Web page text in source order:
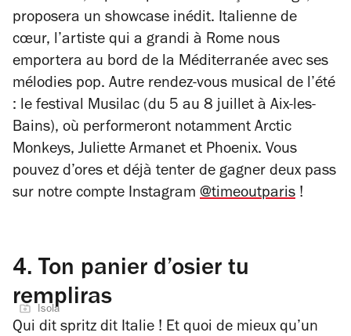
proposera un showcase inédit. Italienne de
cœur, l’artiste qui a grandi à Rome nous
emportera au bord de la Méditerranée avec ses
mélodies pop. Autre rendez-vous musical de l’été
: le festival Musilac (du 5 au 8 juillet à Aix-les-
Bains), où performeront notamment Arctic
Monkeys, Juliette Armanet et Phoenix. Vous
pouvez d’ores et déjà tenter de gagner deux pass
sur notre compte Instagram @timeoutparis !
4. Ton panier d’osier tu
rempliras
Isola
Qui dit spritz dit Italie ! Et quoi de mieux qu’un